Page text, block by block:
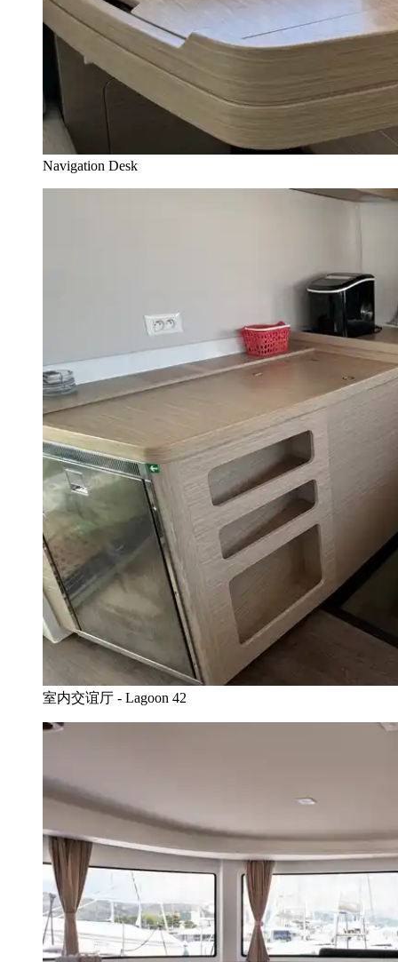
Navigation Desk
室内交谊厅 - Lagoon 42